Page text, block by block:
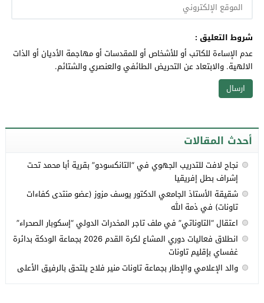
شروط التعليق :
عدم الإساءة للكاتب أو للأشخاص أو للمقدسات أو مهاجمة الأديان أو الذات
الالهية. والابتعاد عن التحريض الطائفي والعنصري والشتائم.
أحدث المقالات
نجاح لافت للتدريب الجهوي في “التانكسودو” بقرية أبا محمد تحت
إشراف بطل إفريقيا
شقيقة الأستاذ الجامعي الدكتور يوسف مزوز (عضو منتدى كفاءات
تاونات) في ذمة الله
اعتقال “التاوناتي” في ملف تاجر المخدرات الدولي “إسكوبار الصحراء”
انطلاق فعاليات دوري المشاع لكرة القدم 2026 بجماعة الودكة بدائرة
غفساي بإقليم تاونات
والد الإعلامي والإطار بجماعة تاونات منير فلاح يلتحق بالرفيق الأعلى